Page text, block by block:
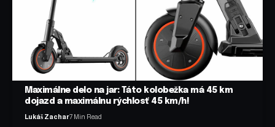
Maximálne delo na jar: Táto kolobežka má 45 km
dojazd a maximálnu rýchlosť 45 km/h!
Lukáš Zachar7 Min Read